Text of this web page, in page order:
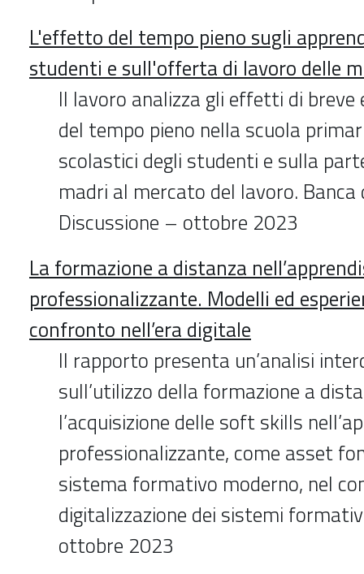
L'effetto del tempo pieno sugli
studenti e sull'offerta di lavoro delle
Il lavoro analizza gli effetti di breve
del tempo pieno nella scuola
scolastici degli studenti e sulla
madri al mercato del lavoro. Banca
Discussione – ottobre 2023
La formazione a distanza
professionalizzante. Modelli ed
confronto nell’era digitale
Il rapporto presenta un’analisi
sull’utilizzo della formazione a
l’acquisizione delle soft skills
professionalizzante, come asset
sistema formativo moderno, nel
digitalizzazione dei sistemi
ottobre 2023